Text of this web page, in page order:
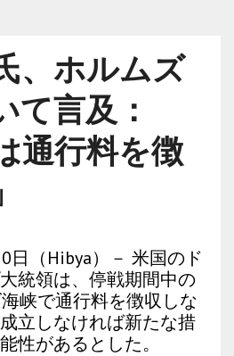
、ホルムズ
て言及：
通行料を徴
日（Hibya）－ 米国のド
統領は、停戦期間中の
峡で通行料を徴収しな
立しなければ新たな措
性があるとした。